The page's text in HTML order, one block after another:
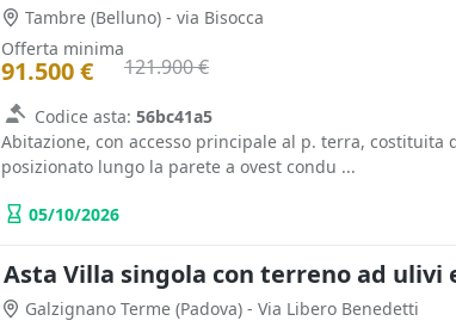
Tambre (Belluno) - via Bisocca
Offerta minima
91.500 € 121.900 €
Codice asta: 56bc41a5
Abitazione, con accesso principale al p. terra, costituita
posizionato lungo la parete a ovest condu ...
05/10/2026
Asta Villa singola con terreno ad ulivi
Galzignano Terme (Padova) - Via Libero Benedetti